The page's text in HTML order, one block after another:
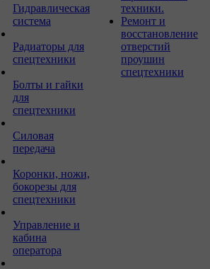
Гидравлическая
система
Радиаторы для
спецтехники
Болты и гайки
для
спецтехники
Силовая
передача
Коронки, ножи,
бокорезы для
спецтехники
Управление и
кабина
оператора
техники.
Ремонт и
восстановление
отверстий
проушин
спецтехники